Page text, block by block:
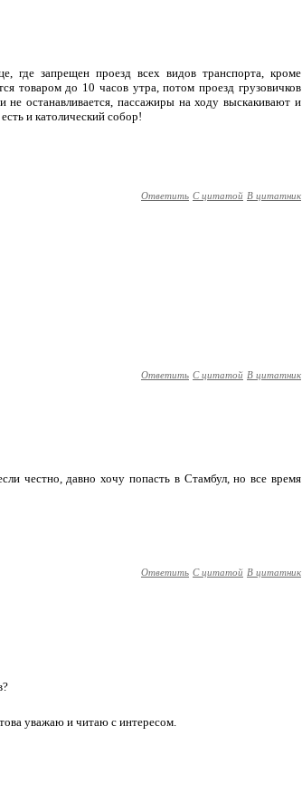
запрещен проезд всех видов транспорта, кроме
товаром до 10 часов утра, потом проезд грузовичков
останавливается, пассажиры на ходу выскакивают и
и католический собор!
Ответить С цитатой В цитатник
Ответить С цитатой В цитатник
честно, давно хочу попасть в Стамбул, но все время
Ответить С цитатой В цитатник
уважаю и читаю с интересом.